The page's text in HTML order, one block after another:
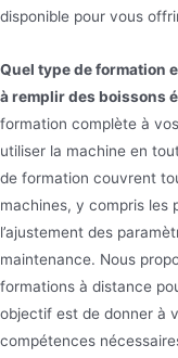
disponible pour vous
Quel type de formation
à remplir des boissons
formation complète à
utiliser la machine en
de formation couvrent
machines, y compris les
l’ajustement des
maintenance. Nous
formations à distance
objectif est de donner à
compétences